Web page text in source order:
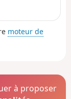
de
moteur de
à proposer